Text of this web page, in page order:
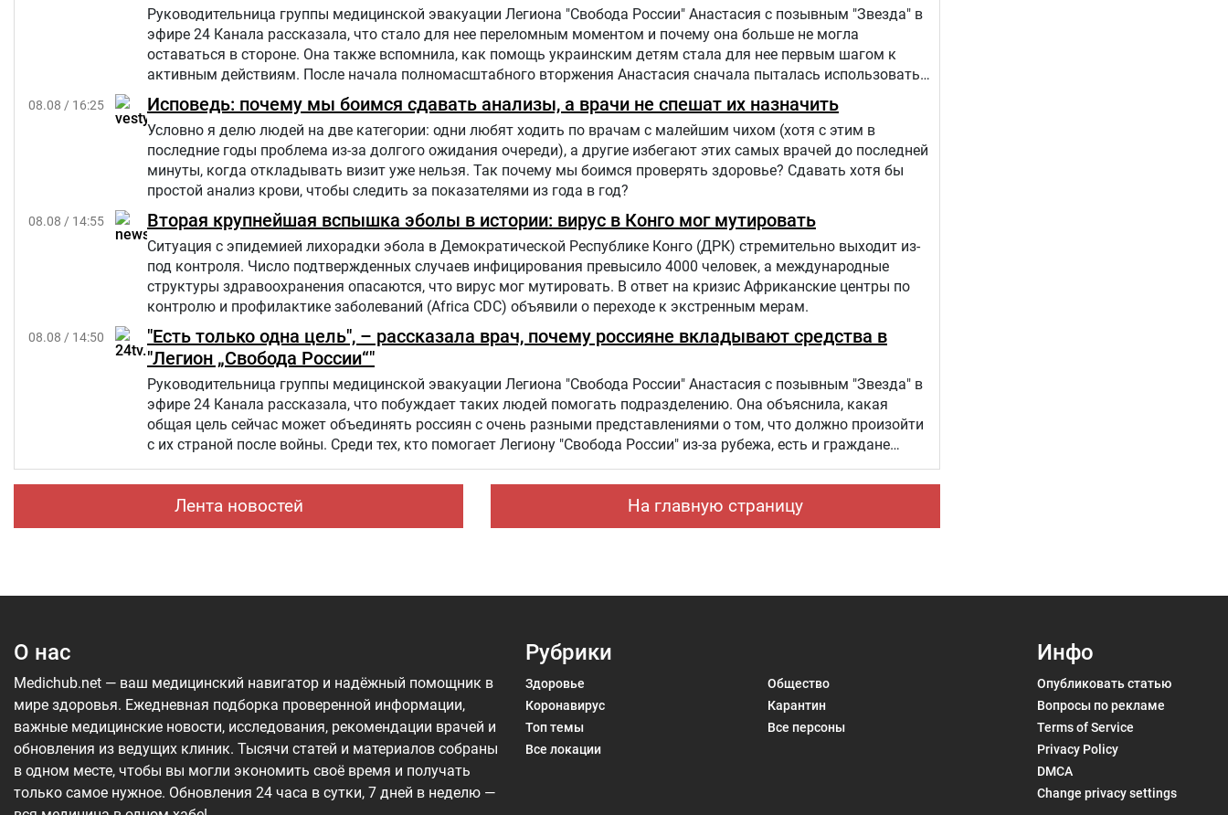
Руководительница группы медицинской эвакуации Легиона "Свобода России" Анастасия с позывным "Звезда" в
эфире 24 Канала рассказала, что стало для нее переломным моментом и почему она больше не могла
оставаться в стороне. Она также вспомнила, как помощь украинским детям стала для нее первым шагом к
активным действиям. После начала полномасштабного вторжения Анастасия сначала пыталась использовать
свою большую русскоязычную аудиторию, чтобы объяснять людям в России, что на самом деле происходит в
Украине.
08.08 / 16:25 Исповедь: почему мы боимся сдавать анализы, а врачи не спешат их назначить
Условно я делю людей на две категории: одни любят ходить по врачам с малейшим чихом (хотя с этим в
последние годы проблема из-за долгого ожидания очереди), а другие избегают этих самых врачей до последней
минуты, когда откладывать визит уже нельзя. Так почему мы боимся проверять здоровье? Сдавать хотя бы
простой анализ крови, чтобы следить за показателями из года в год?
08.08 / 14:55 Вторая крупнейшая вспышка эболы в истории: вирус в Конго мог мутировать
Ситуация с эпидемией лихорадки эбола в Демократической Республике Конго (ДРК) стремительно выходит из-
под контроля. Число подтвержденных случаев инфицирования превысило 4000 человек, а международные
структуры здравоохранения опасаются, что вирус мог мутировать. В ответ на кризис Африканские центры по
контролю и профилактике заболеваний (Africa CDC) объявили о переходе к экстренным мерам.
08.08 / 14:50
"Есть только одна цель", – рассказала врач, почему россияне вкладывают средства в
"Легион „Свобода России“"
Руководительница группы медицинской эвакуации Легиона "Свобода России" Анастасия с позывным "Звезда" в
эфире 24 Канала рассказала, что побуждает таких людей помогать подразделению. Она объяснила, какая
общая цель сейчас может объединять россиян с очень разными представлениями о том, что должно произойти
с их страной после войны. Среди тех, кто помогает Легиону "Свобода России" из-за рубежа, есть и граждане
России.
Лента новостей На главную страницу
О нас
Medichub.net — ваш медицинский навигатор и надёжный помощник в
мире здоровья. Ежедневная подборка проверенной информации,
важные медицинские новости, исследования, рекомендации врачей и
обновления из ведущих клиник. Тысячи статей и материалов собраны
в одном месте, чтобы вы могли экономить своё время и получать
только самое нужное. Обновления 24 часа в сутки, 7 дней в неделю —
Рубрики
Здоровье
Общество
Коронавирус
Карантин
Топ темы
Все персоны
Все локации
Инфо
Опубликовать статью
Вопросы по рекламе
Terms of Service
Privacy Policy
DMCA
Change privacy settings